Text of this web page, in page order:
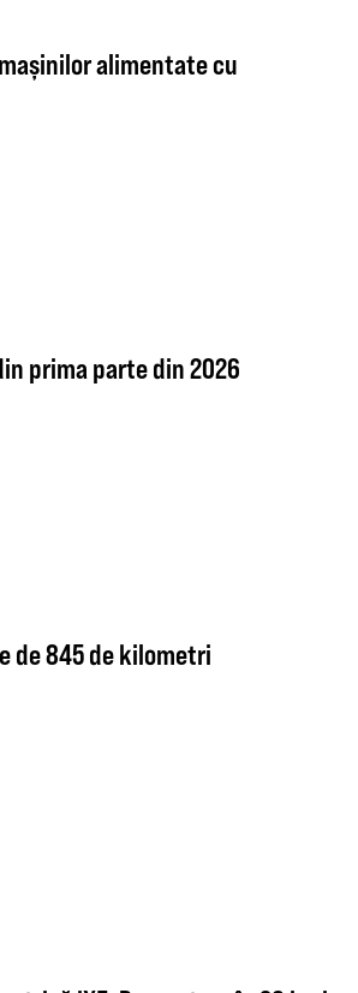
alimentate cu
prima parte din 2026
de 845 de kilometri